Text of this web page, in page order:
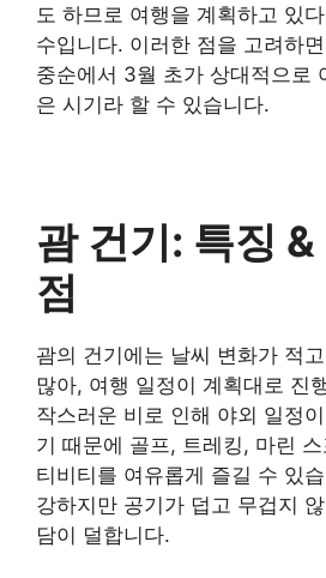
도 하므로 여행을 계획하고 있
수입니다. 이러한 점을 고려하
중순에서 3월 초가 상대적으로
은 시기라 할 수 있습니다.
괌 건기: 특징
점
괌의 건기에는 날씨 변화가 적
많아, 여행 일정이 계획대로 진
작스러운 비로 인해 야외 일정
기 때문에 골프, 트레킹, 마린
티비티를 여유롭게 즐길 수 있
강하지만 공기가 덥고 무겁지
담이 덜합니다.